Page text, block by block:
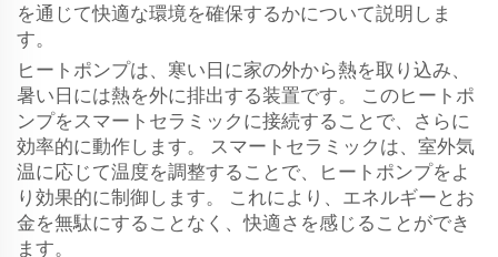
を通じて快適な環境を確保するかについて説明しま
す。
ヒートポンプは、寒い日に家の外から熱を取り込み、
暑い日には熱を外に排出する装置です。 このヒートポ
ンプをスマートセラミックに接続することで、さらに
効率的に動作します。 スマートセラミックは、室外気
温に応じて温度を調整することで、ヒートポンプをよ
り効果的に制御します。 これにより、エネルギーとお
金を無駄にすることなく、快適さを感じることができ
ます。